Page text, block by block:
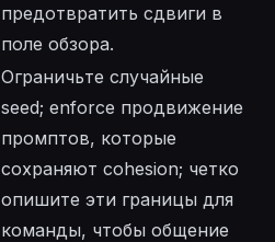
предотвратить сдвиги в
поле обзора.
Ограничьте случайные
seed; enforce продвижение
промптов, которые
сохраняют cohesion; четко
опишите эти границы для
команды, чтобы общение